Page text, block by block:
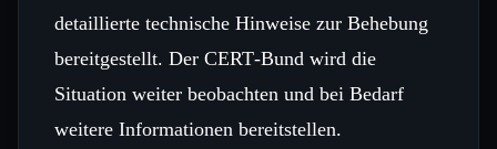
detaillierte technische Hinweise zur Behebung
bereitgestellt. Der CERT‑Bund wird die
Situation weiter beobachten und bei Bedarf
weitere Informationen bereitstellen.